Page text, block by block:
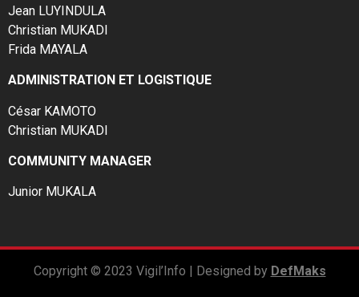
Jean LUYINDULA
Christian MUKADI
Frida MAYALA
ADMINISTRATION ET LOGISTIQUE
César KAMOTO
Christian MUKADI
COMMUNITY MANAGER
Junior MUKALA
Copyright © 2023 Vigil’Info | Designed by DefMaks